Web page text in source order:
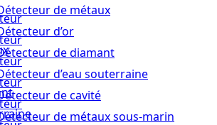
de métaux
d’or
de diamant
d’eau souterraine
de cavité
de métaux sous-marin